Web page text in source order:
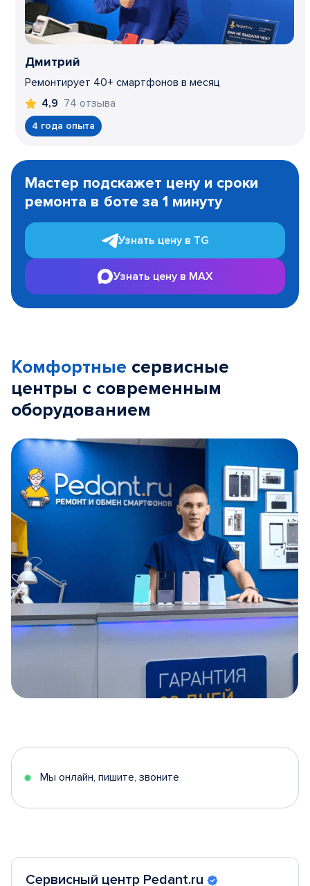
Дмитрий
Ремонтирует 40+ смартфонов в месяц
4,9 74 отзыва
4 года опыта
1
Мастер подскажет цену и сроки
ремонта в боте за 1 минуту
Узнать цену в TG
Узнать цену в MAX
Комфортные сервисные
центры с современным
оборудованием
5
Мы онлайн, пишите, звоните
Сервисный центр Pedant.ru